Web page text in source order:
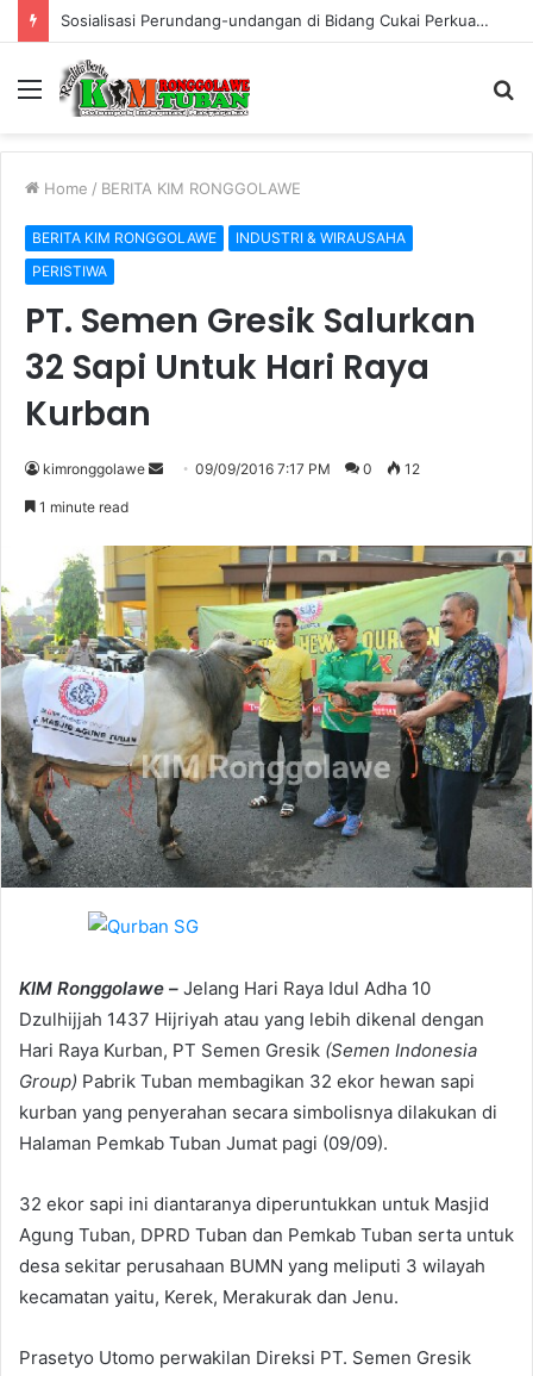
Warung Bambu di Jalan Raya Kerek Terbakar, Kerugian Ditaksir Rp30 Juta
Menu
Home / BERITA KIM RONGGOLAWE
BERITA KIM RONGGOLAWE
INDUSTRI & WIRAUSAHA
PERISTIWA
PT. Semen Gresik Salurkan
32 Sapi Untuk Hari Raya
Kurban
kimronggolawe
d
a
e
m
l
09/09/2016 7:17 PM 0 12
1 minute read
KIM Ronggolawe – Jelang Hari Raya Idul Adha 10
Dzulhijjah 1437 Hijriyah atau yang lebih dikenal dengan
Hari Raya Kurban, PT Semen Gresik (Semen Indonesia
Group) Pabrik Tuban membagikan 32 ekor hewan sapi
kurban yang penyerahan secara simbolisnya dilakukan di
Halaman Pemkab Tuban Jumat pagi (09/09).
32 ekor sapi ini diantaranya diperuntukkan untuk Masjid
Agung Tuban, DPRD Tuban dan Pemkab Tuban serta untuk
desa sekitar perusahaan BUMN yang meliputi 3 wilayah
kecamatan yaitu, Kerek, Merakurak dan Jenu.
Prasetyo Utomo perwakilan Direksi PT. Semen Gresik